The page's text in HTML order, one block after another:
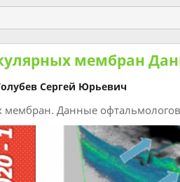
мембран
Сергей Юрьевич
мембран. Данные